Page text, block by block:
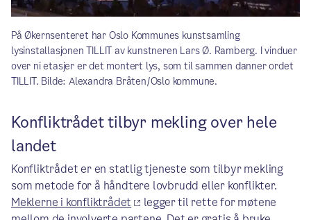
På Økernsenteret har Oslo Kommunes kunstsamling
lysinstallasjonen TILLIT av kunstneren Lars Ø. Ramberg. I vinduer
over ni etasjer er det montert lys, som til sammen danner ordet
TILLIT. Bilde: Alexandra Bråten/Oslo kommune.
Konfliktrådet tilbyr mekling over hele
landet
Konfliktrådet er en statlig tjeneste som tilbyr mekling
som metode for å håndtere lovbrudd eller konflikter.
Meklerne i konfliktrådet
legger til rette for møtene